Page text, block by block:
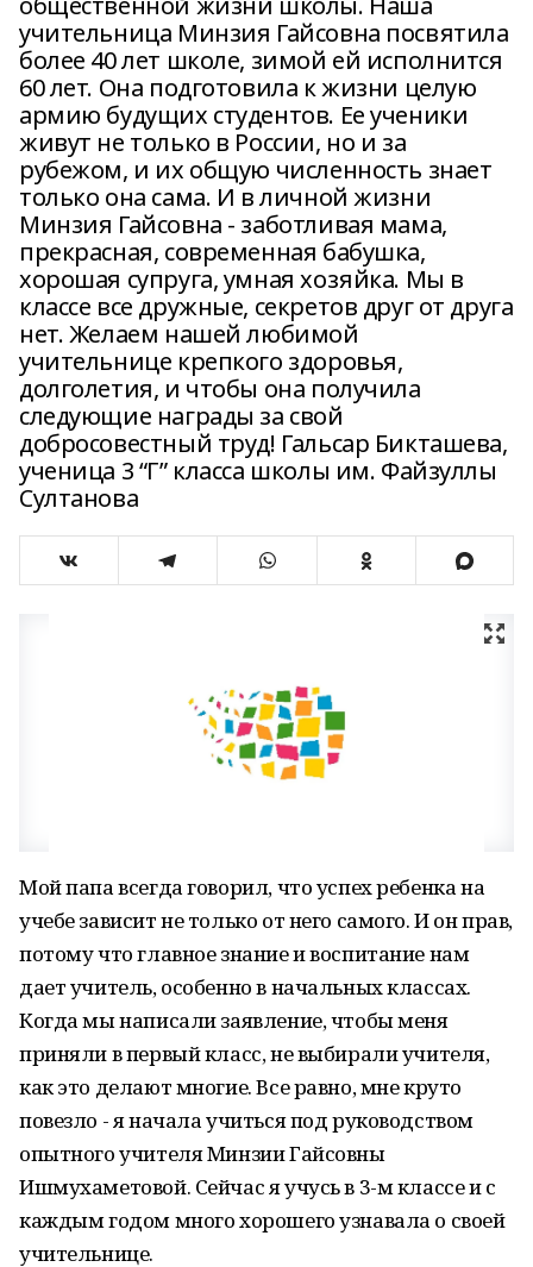
учительница Минзия Гайсовна посвятила
более 40 лет школе, зимой ей исполнится
60 лет. Она подготовила к жизни целую
армию будущих студентов. Ее ученики
живут не только в России, но и за
рубежом, и их общую численность знает
только она сама. И в личной жизни
Минзия Гайсовна - заботливая мама,
прекрасная, современная бабушка,
хорошая супруга, умная хозяйка. Мы в
классе все дружные, секретов друг от друга
нет. Желаем нашей любимой
учительнице крепкого здоровья,
долголетия, и чтобы она получила
следующие награды за свой
добросовестный труд! Гальсар Бикташева,
ученица 3 “Г” класса школы им. Файзуллы
Султанова
Мой папа всегда говорил, что успех ребенка на
учебе зависит не только от него самого. И он прав,
потому что главное знание и воспитание нам
дает учитель, особенно в начальных классах.
Когда мы написали заявление, чтобы меня
приняли в первый класс, не выбирали учителя,
как это делают многие. Все равно, мне круто
повезло - я начала учиться под руководством
опытного учителя Минзии Гайсовны
Ишмухаметовой. Сейчас я учусь в 3-м классе и с
каждым годом много хорошего узнавала о своей
учительнице.